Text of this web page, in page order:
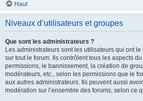
Haut
Niveaux d’utilisateurs et groupes
Que sont les administrateurs ?
Les administrateurs sont les utilisateurs qui ont
sur tout le forum. Ils contrôlent tous les aspects
permissions, le bannissement, la création de
modérateurs, etc., selon les permissions que le
aux autres administrateurs. Ils peuvent aussi
modération sur l’ensemble des forums, selon ce